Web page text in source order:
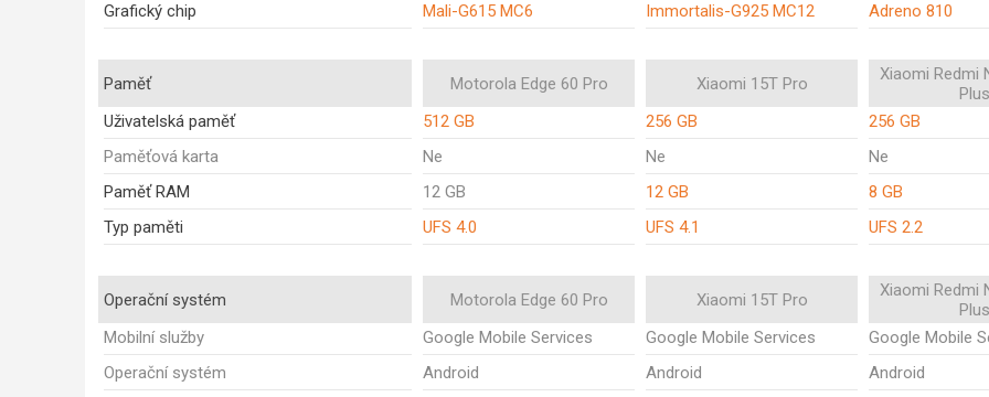
Grafický chip
Mali-G615 MC6 Immortalis-G925 MC12 Adreno 810
Paměť Motorola Edge 60 Pro Xiaomi 15T Pro
Xiaomi Redmi
Plus
Uživatelská paměť
512 GB 256 GB
256 GB
Paměťová karta
Ne Ne
Ne
Paměť RAM
12 GB 12 GB
8 GB
Typ paměti
UFS 4.0 UFS 4.1 UFS 2.2
Operační systém Motorola Edge 60 Pro Xiaomi 15T Pro
Xiaomi Redmi
Plus
Mobilní služby
Google Mobile Services Google Mobile Services
Google Mobile
Operační systém
Android Android
Android